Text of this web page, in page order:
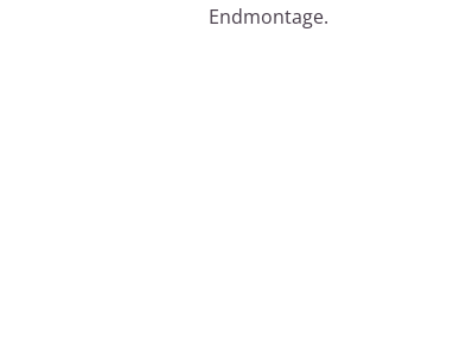
Endmontage.